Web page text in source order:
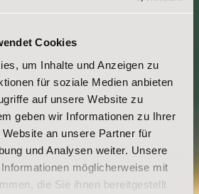
Cookies
um Inhalte und Anzeigen zu
für soziale Medien anbieten
auf unsere Website zu
geben wir Informationen zu Ihrer
an unsere Partner für
und Analysen weiter. Unsere
möglicherweise mit
die Sie ihnen bereitgestellt